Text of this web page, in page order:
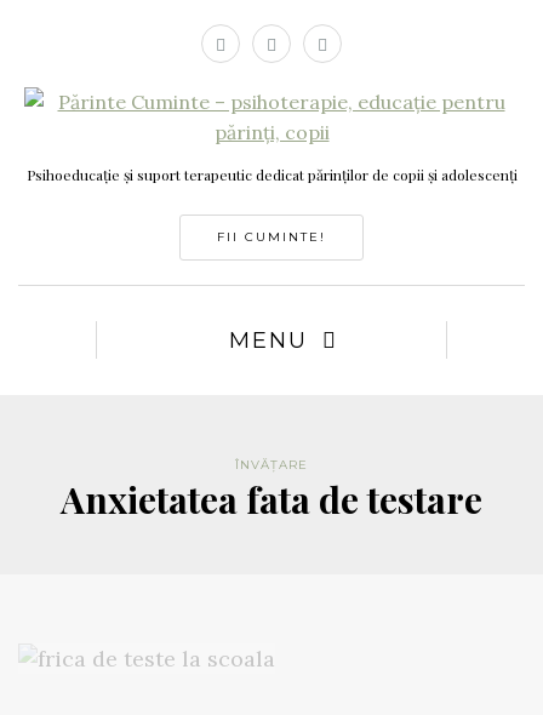
Psihoeducație și suport terapeutic dedicat părinților de copii și adolescenți
FII CUMINTE!
MENU
ÎNVĂȚARE
Anxietatea fata de testare